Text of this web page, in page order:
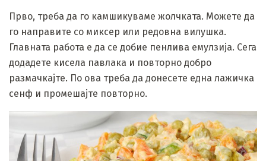
Прво, треба да го камшикуваме жолчката. Можете да
го направите со миксер или редовна вилушка.
Главната работа е да се добие пенлива емулзија. Сега
додадете кисела павлака и повторно добро
размачкајте. По ова треба да донесете една лажичка
сенф и промешајте повторно.